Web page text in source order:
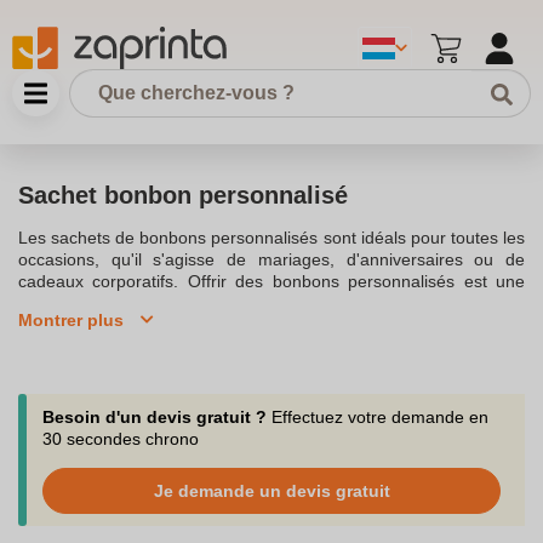
Sachet bonbon personnalisé
Les sachets de bonbons personnalisés sont idéals pour toutes les
occasions, qu'il s'agisse de mariages, d'anniversaires ou de
cadeaux corporatifs. Offrir des bonbons personnalisés est une
personnalisation, vous pouvez choisir non seulement le type de
bonbons personnalisés sont parfaits pour les fêtes de mariage ou
les cadeaux promotionnels lors de foires et salons professionnels.
Chaque sachet de bonbons peut être personnalisé avec le logo
d'Halloween pour un événement spécial comme "bonbons ou un
sort".En optant pour des sachets de bonbons personnalisés, vous
ajoutez une touche personnelle à votre événement. Découvrez
Montrer plus
Besoin d'un devis gratuit ? Effectuez votre demande en
30 secondes chrono
Je demande un devis gratuit